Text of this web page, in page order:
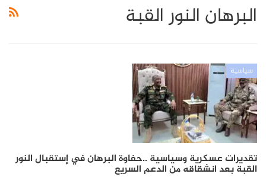
البرهان النور القبة
سياسية
تقديرات عسكرية وسياسية ..حفاوة البرهان في إستقبال النور
القبة بعد انشقاقه من الدعم السريع